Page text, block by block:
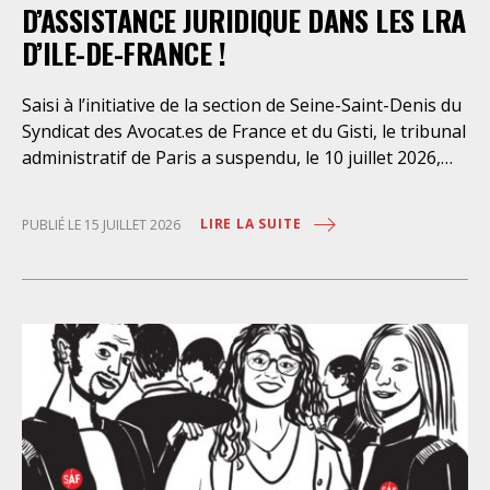
D’ASSISTANCE JURIDIQUE DANS LES LRA
D’ILE-DE-FRANCE !
Saisi à l’initiative de la section de Seine-Saint-Denis du
Syndicat des Avocat.es de France et du Gisti, le tribunal
administratif de Paris a suspendu, le 10 juillet 2026,
juridique des étrangers maintenus dans les locaux de
droits fondamentaux des personnes retenues et
contreviennent de manière flagrante aux règles
déontologiques régissant la profession d’avocat. Ainsi,
l’assistance dont bénéficient les personnes retenues,
limitée à trois heures de permanence téléphonique
quotidienne sauf le dimanche (la présence de l’avocat
PUBLIÉ LE 15 JUILLET 2026 LIRE LA SUITE